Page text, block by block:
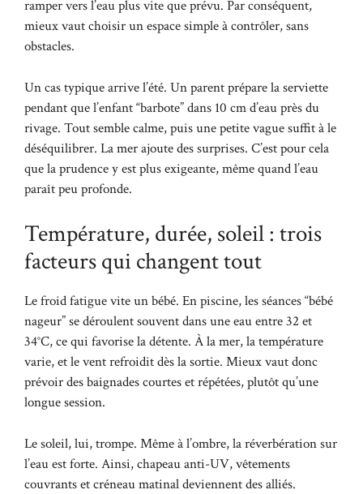
ramper vers l’eau plus vite que prévu. Par conséquent,
mieux vaut choisir un espace simple à contrôler, sans
obstacles.
Un cas typique arrive l’été. Un parent prépare la serviette
pendant que l’enfant “barbote” dans 10 cm d’eau près du
rivage. Tout semble calme, puis une petite vague suffit à le
déséquilibrer. La mer ajoute des surprises. C’est pour cela
que la prudence y est plus exigeante, même quand l’eau
paraît peu profonde.
Température, durée, soleil : trois
facteurs qui changent tout
Le froid fatigue vite un bébé. En piscine, les séances “bébé
nageur” se déroulent souvent dans une eau entre 32 et
34°C, ce qui favorise la détente. À la mer, la température
varie, et le vent refroidit dès la sortie. Mieux vaut donc
prévoir des baignades courtes et répétées, plutôt qu’une
longue session.
Le soleil, lui, trompe. Même à l’ombre, la réverbération sur
l’eau est forte. Ainsi, chapeau anti-UV, vêtements
couvrants et créneau matinal deviennent des alliés.